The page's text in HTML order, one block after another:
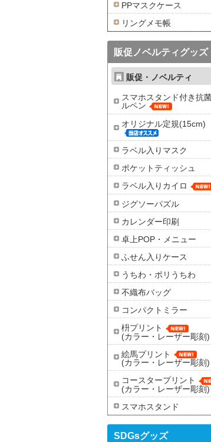
PPマスクケース
リングメモ帳
販促ノベルティグッズ
販促・ノベルティ
スマホスタンド付き抗
ルペン
オリジナル定規(15cm)
ラベル入りマスク
ポケットティッシュ
ラベル入りカイロ
ジグソーパズル
カレンダー印刷
卓上POP・メニュー
ふせん入りケース
うちわ・ポリうちわ
不織布バッグ
コンパクトミラー
枡プリント
(カラー・レーザー彫刻)
絵馬プリント
(カラー・レーザー彫刻)
コースタープリント
(カラー・レーザー彫刻)
スマホスタンド
SDGsグッズ